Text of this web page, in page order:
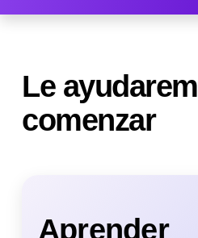
Le
comenzar
Aprender